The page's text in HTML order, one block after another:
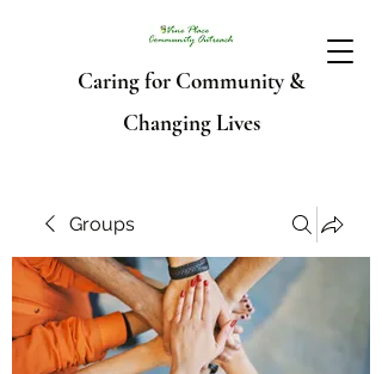
Caring for Community &
Changing Lives
Groups